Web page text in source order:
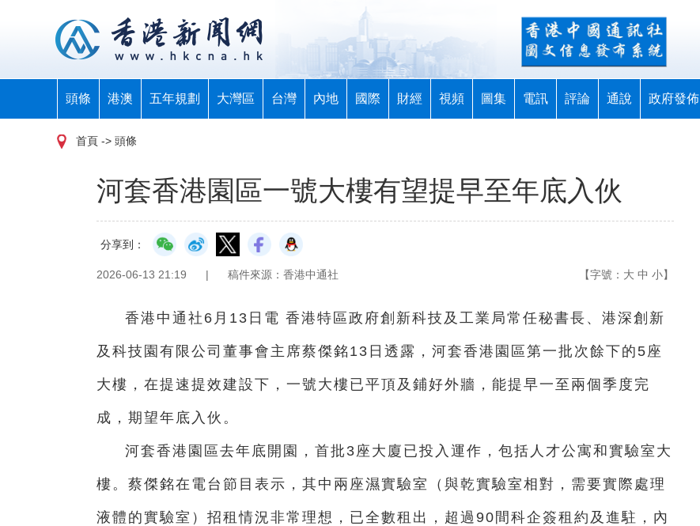
頭條 港澳 五年規劃 大灣區 台灣 內地 國際 財經 視頻 圖集 電訊 評論 通說 政府發佈
首頁 -> 頭條
河套香港園區一號大樓有望提早至年底入伙
分享到：
2026-06-13 21:19 | 稿件來源：香港中通社 【字號： 大 中 小】
香港中通社6月13日電 香港特區政府創新科技及工業局常任秘書長、港深創新
及科技園有限公司董事會主席蔡傑銘13日透露，河套香港園區第一批次餘下的5座
大樓，在提速提效建設下，一號大樓已平頂及鋪好外牆，能提早一至兩個季度完
成，期望年底入伙。
河套香港園區去年底開園，首批3座大廈已投入運作，包括人才公寓和實驗室大
樓。蔡傑銘在電台節目表示，其中兩座濕實驗室（與乾實驗室相對，需要實際處理
液體的實驗室）招租情況非常理想，已全數租出，超過90間科企簽租約及進駐，內